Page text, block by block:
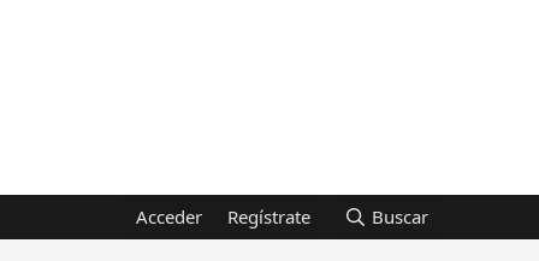
Acceder Regístrate Buscar